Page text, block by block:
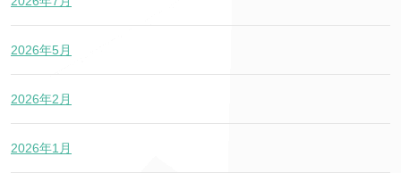
2026年5月
2026年2月
2026年1月